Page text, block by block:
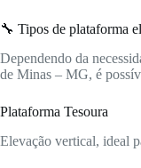
🔧 Tipos de plataforma
Dependendo da
de Minas – MG, é
Plataforma Tesoura
Elevação vertical, ideal